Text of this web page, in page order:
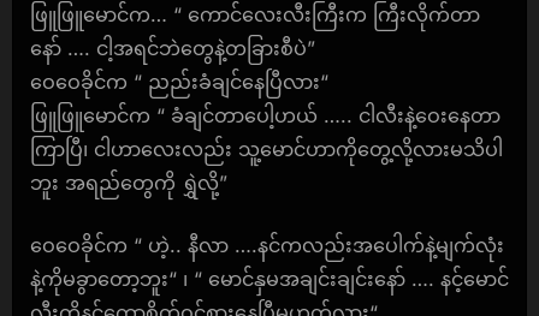
ဖြူဖြူမောင်က… “ ကောင်လေးလီးကြီးက ကြီးလိုက်တာ
နော် …. ငါ့အရင်ဘဲတွေနဲ့တခြားစီပဲ”
ဝေဝေခိုင်က “ ညည်းခံချင်နေပြီလား“
ဖြူဖြူမောင်က “ ခံချင်တာပေါ့ဟယ် ….. ငါလီးနဲ့ဝေးနေတာ
ကြာပြီ၊ ငါဟာလေးလည်း သူ့မောင်ဟာကိုတွေ့လို့လားမသိပါ
ဘူး အရည်တွေကို ရွှဲလို့”
ဝေဝေခိုင်က “ ဟဲ့.. နီလာ ….နင်ကလည်းအပေါက်နဲ့မျက်လုံး
နဲ့ကိုမခွာတော့ဘူး“ ၊ “ မောင်နှမအချင်းချင်းနော် …. နင့်မောင်